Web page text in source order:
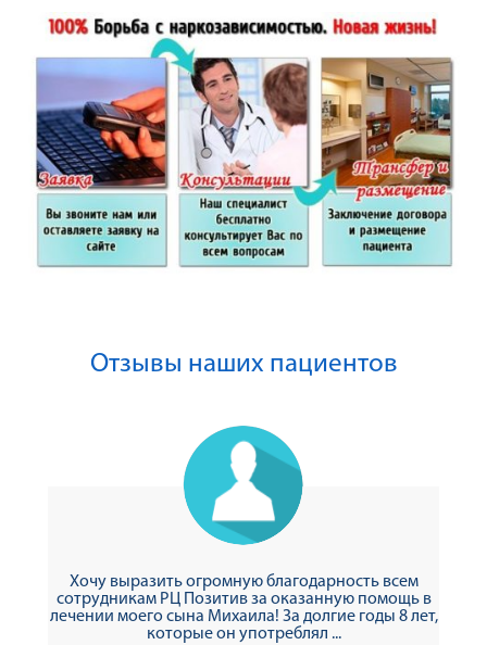
Отзывы наших пациентов
Хочу выразить огромную благодарность всем
сотрудникам РЦ Позитив за оказанную помощь в
лечении моего сына Михаила! За долгие годы 8 лет,
которые он употреблял ...